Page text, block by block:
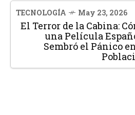
TECNOLOGÍA May 23, 2026
El Terror de la Cabina:
una Película
Sembró el Pánico